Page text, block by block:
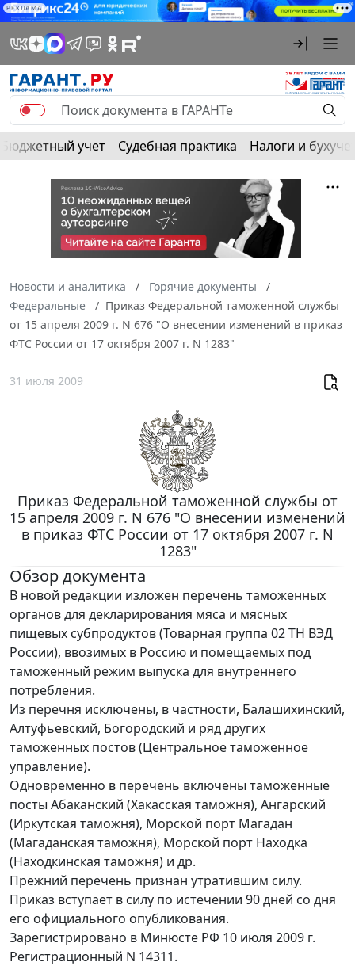
РЕКЛАМА
Бюджетный учет Судебная практика Налоги и
Новости и аналитика
Горячие документы
Федеральные
Приказ Федеральной таможенной службы
от 15 апреля 2009 г. N 676 "О внесении изменений в приказ
ФТС России от 17 октября 2007 г. N 1283"
31 июля 2009
Приказ Федеральной таможенной службы от
15 апреля 2009 г. N 676 "О внесении изменений
в приказ ФТС России от 17 октября 2007 г. N
1283"
Обзор документа
В новой редакции изложен перечень таможенных
органов для декларирования мяса и мясных
пищевых субпродуктов (Товарная группа 02 ТН ВЭД
России), ввозимых в Россию и помещаемых под
таможенный режим выпуска для внутреннего
потребления.
Из перечня исключены, в частности, Балашихинский,
Алтуфьевский, Богородский и ряд других
таможенных постов (Центральное таможенное
управление).
Одновременно в перечень включены таможенные
посты Абаканский (Хакасская таможня), Ангарский
(Иркутская таможня), Морской порт Магадан
(Магаданская таможня), Морской порт Находка
(Находкинская таможня) и др.
Прежний перечень признан утратившим силу.
Приказ вступает в силу по истечении 90 дней со дня
его официального опубликования.
Зарегистрировано в Минюсте РФ 10 июля 2009 г.
Регистрационный N 14311.